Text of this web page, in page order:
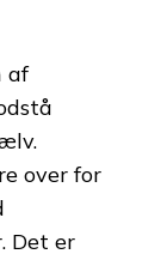
af
over for
Det er